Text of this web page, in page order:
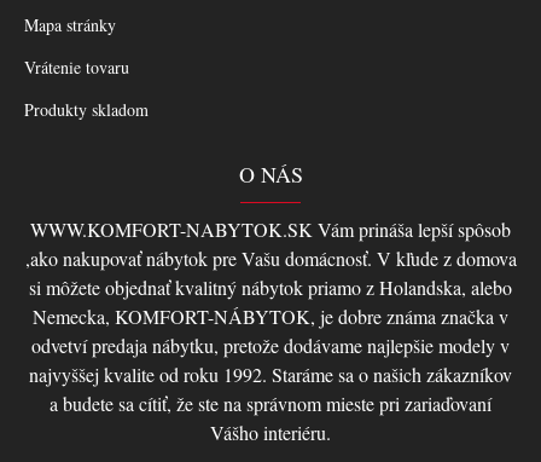
Mapa stránky
Vrátenie tovaru
Produkty skladom
O NÁS
WWW.KOMFORT-NABYTOK.SK Vám prináša lepší spôsob
,ako nakupovať nábytok pre Vašu domácnosť. V kľude z domova
si môžete objednať kvalitný nábytok priamo z Holandska, alebo
Nemecka, KOMFORT-NÁBYTOK, je dobre známa značka v
odvetví predaja nábytku, pretože dodávame najlepšie modely v
najvyššej kvalite od roku 1992. Staráme sa o našich zákazníkov
a budete sa cítiť, že ste na správnom mieste pri zariaďovaní
Vášho interiéru.